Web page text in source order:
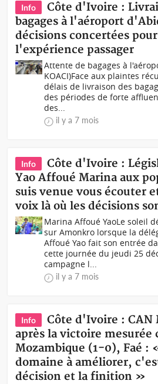
Info
Côte d'Ivoire :
bagages à l'aéroport
décisions concertées
l'expérience passager
Attente de bagages à
KOACI)Face aux plaintes
délais de livraison des
des périodes de forte
des...
il y a 7 mois
Info
Côte d'Ivoire :
Yao Affoué Marina aux
suis venue vous écouter
voix là où les décisions
Marina Affoué YaoLe soleil
sur Amonkro lorsque la
Affoué Yao fait son entrée
cette journée du jeudi 25
campagne l...
il y a 7 mois
Info
Côte d'Ivoire : CAN
après la victoire mesurée
Mozambique (1-0), Faé :
domaine à améliorer,
décision et la finition »